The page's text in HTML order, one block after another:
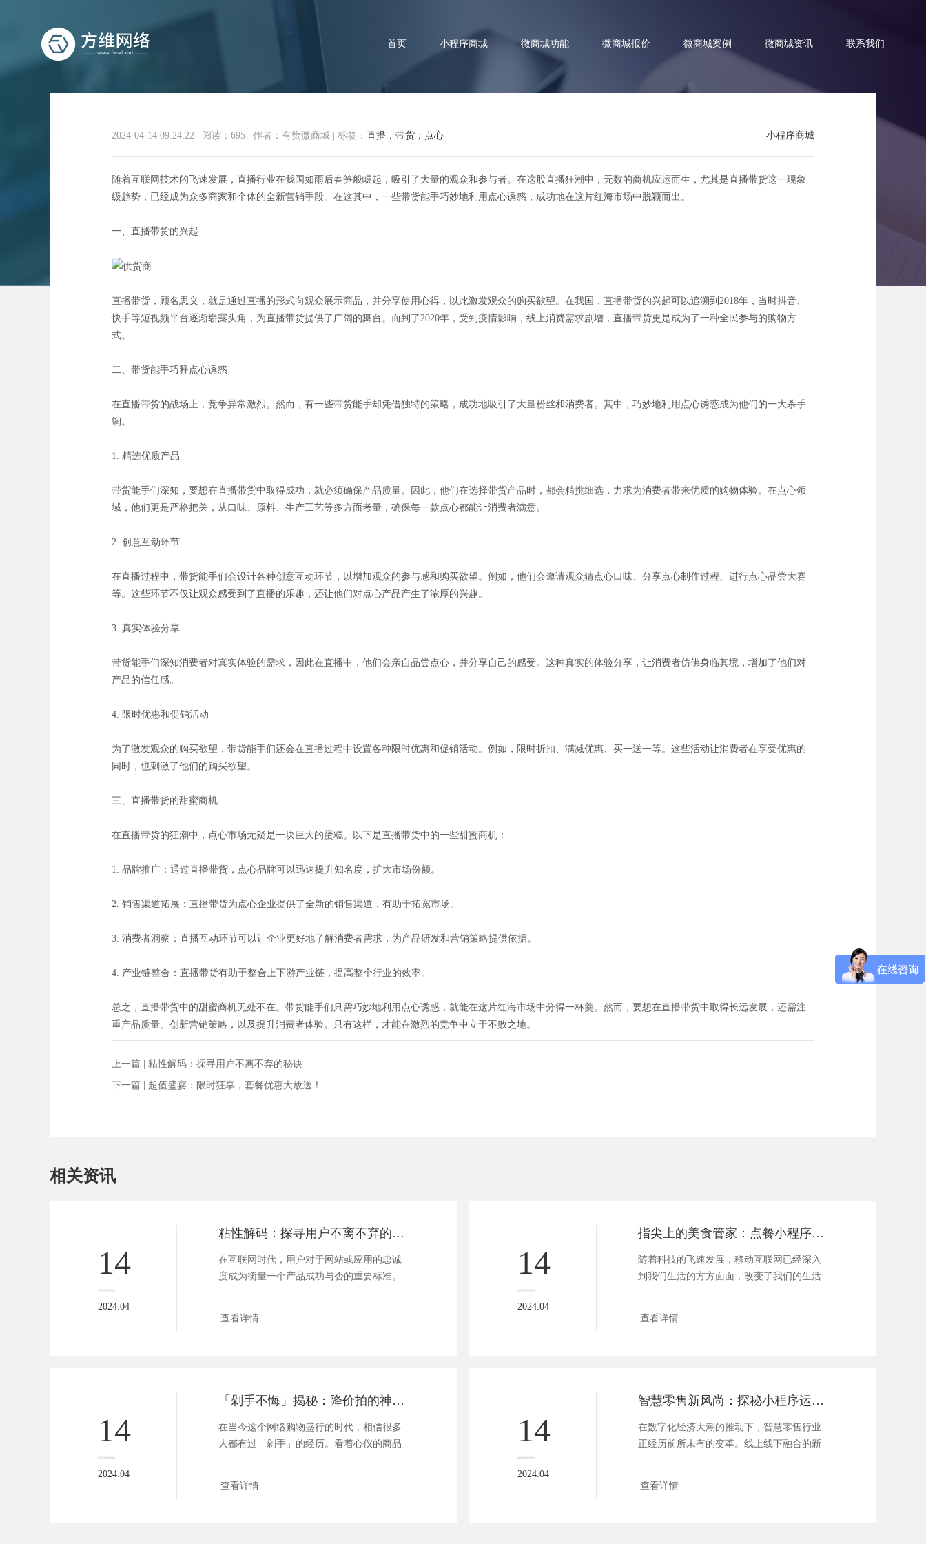
首页 小程序商城 微商城功能 微商城报价 微商城案例 微商城资讯 联系我们
直播狂潮中的甜蜜商机：带货能手巧释点心诱惑
小程序商城
2024-04-14 09:24:22 阅读：695 作者：有赞微商城 标签： 直播，带货；点心
随着互联网技术的飞速发展，直播行业在我国如雨后春笋般崛起，吸引了大量的观众和参与者。在这股直播狂潮中，无数的商机应运而生，尤其是直播带货这一现象
级趋势，已经成为众多商家和个体的全新营销手段。在这其中，一些带货能手巧妙地利用点心诱惑，成功地在这片红海市场中脱颖而出。
一、直播带货的兴起
直播带货，顾名思义，就是通过直播的形式向观众展示商品，并分享使用心得，以此激发观众的购买欲望。在我国，直播带货的兴起可以追溯到2018年，当时抖音、
快手等短视频平台逐渐崭露头角，为直播带货提供了广阔的舞台。而到了2020年，受到疫情影响，线上消费需求剧增，直播带货更是成为了一种全民参与的购物方
式。
二、带货能手巧释点心诱惑
在直播带货的战场上，竞争异常激烈。然而，有一些带货能手却凭借独特的策略，成功地吸引了大量粉丝和消费者。其中，巧妙地利用点心诱惑成为他们的一大杀手
锏。
1. 精选优质产品
带货能手们深知，要想在直播带货中取得成功，就必须确保产品质量。因此，他们在选择带货产品时，都会精挑细选，力求为消费者带来优质的购物体验。在点心领
域，他们更是严格把关，从口味、原料、生产工艺等多方面考量，确保每一款点心都能让消费者满意。
2. 创意互动环节
在直播过程中，带货能手们会设计各种创意互动环节，以增加观众的参与感和购买欲望。例如，他们会邀请观众猜点心口味、分享点心制作过程、进行点心品尝大赛
等。这些环节不仅让观众感受到了直播的乐趣，还让他们对点心产品产生了浓厚的兴趣。
3. 真实体验分享
带货能手们深知消费者对真实体验的需求，因此在直播中，他们会亲自品尝点心，并分享自己的感受。这种真实的体验分享，让消费者仿佛身临其境，增加了他们对
产品的信任感。
4. 限时优惠和促销活动
为了激发观众的购买欲望，带货能手们还会在直播过程中设置各种限时优惠和促销活动。例如，限时折扣、满减优惠、买一送一等。这些活动让消费者在享受优惠的
同时，也刺激了他们的购买欲望。
三、直播带货的甜蜜商机
在直播带货的狂潮中，点心市场无疑是一块巨大的蛋糕。以下是直播带货中的一些甜蜜商机：
1. 品牌推广：通过直播带货，点心品牌可以迅速提升知名度，扩大市场份额。
2. 销售渠道拓展：直播带货为点心企业提供了全新的销售渠道，有助于拓宽市场。
3. 消费者洞察：直播互动环节可以让企业更好地了解消费者需求，为产品研发和营销策略提供依据。
4. 产业链整合：直播带货有助于整合上下游产业链，提高整个行业的效率。
总之，直播带货中的甜蜜商机无处不在。带货能手们只需巧妙地利用点心诱惑，就能在这片红海市场中分得一杯羹。然而，要想在直播带货中取得长远发展，还需注
重产品质量、创新营销策略，以及提升消费者体验。只有这样，才能在激烈的竞争中立于不败之地。
上一篇 | 粘性解码：探寻用户不离不弃的秘诀
下一篇 | 超值盛宴：限时狂享，套餐优惠大放送！
相关资讯
14
2024.04
粘性解码：探寻用户不离不弃的秘诀
在互联网时代，用户对于网站或应用的忠诚
度成为衡量一个产品成功与否的重要标准。
查看详情
14
2024.04
指尖上的美食管家：点餐小程序，一键解锁味蕾盛宴
随着科技的飞速发展，移动互联网已经深入
到我们生活的方方面面，改变了我们的生活
查看详情
14
2024.04
「剁手不悔」揭秘：降价拍的神秘面纱与省钱攻略！
在当今这个网络购物盛行的时代，相信很多
人都有过「剁手」的经历。看着心仪的商品
查看详情
14
2024.04
智慧零售新风尚：探秘小程序运营的流量变现秘籍
在数字化经济大潮的推动下，智慧零售行业
正经历前所未有的变革。线上线下融合的新
查看详情